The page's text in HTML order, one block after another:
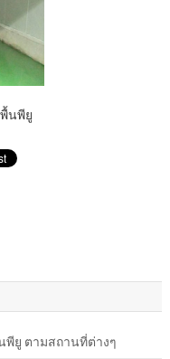
นพียู
พียู ตามสถานที่ต่างๆ